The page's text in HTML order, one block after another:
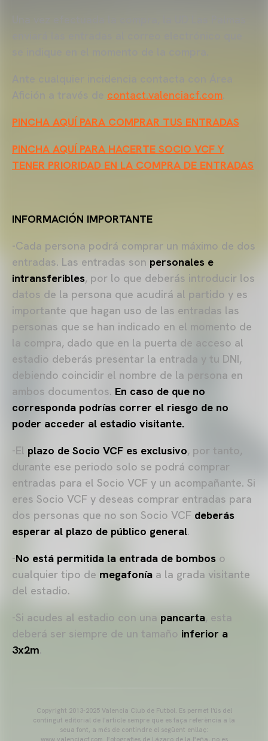
contact.valenciacf.com
PINCHA AQUÍ PARA COMPRAR TUS ENTRADAS
PINCHA AQUÍ PARA HACERTE SOCIO VCF Y
TENER PRIORIDAD EN LA COMPRA DE ENTRADAS
INFORMACIÓN IMPORTANTE
-Cada persona podrá comprar un máximo de dos
entradas. Las entradas son personales e
intransferibles, por lo que deberás introducir los
datos de la persona que acudirá al partido y es
importante que hagan uso de las entradas las
personas que se han indicado en el momento de
la compra, dado que en la puerta de acceso al
estadio deberás presentar la entrada y tu DNI,
debiendo coincidir el nombre de la persona en
ambos documentos. En caso de que no
corresponda podrías correr el riesgo de no
poder acceder al estadio visitante.
-El plazo de Socio VCF es exclusivo, por tanto,
durante ese periodo solo se podrá comprar
entradas para el Socio VCF y un acompañante. Si
eres Socio VCF y deseas comprar entradas para
dos personas que no son Socio VCF deberás
esperar al plazo de público general.
-No está permitida la entrada de bombos o
cualquier tipo de megafonía a la grada visitante
del estadio.
-Si acudes al estadio con una pancarta, esta
deberá ser siempre de un tamaño inferior a
3x2m.
Copyright 2013-2025 Valencia Club de Futbol. Es permet l'ús del
contingut editorial de l'article sempre que es faça referència a la
seua font, a més de contindre el següent enllaç:
www.valenciacf.com. Fotografies de Lázaro de la Peña, no es